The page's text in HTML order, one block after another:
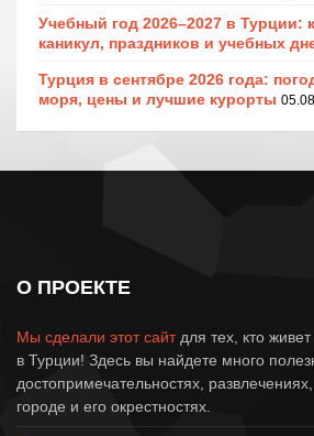
Учебный год 2026–2027 в Турции:
каникул, праздников и учебных
Турция в сентябре 2026 года:
моря, цены и лучшие курорты
О ПРОЕКТЕ
Мы сделали этот сайтдля тех, кто
в Турции! Здесь вы найдете много
достопримечательностях,
городе и его окрестностях.